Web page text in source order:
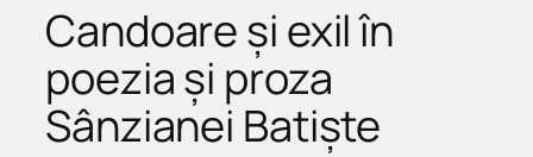
Candoare și exil în
poezia și proza
Sânzianei Batiște